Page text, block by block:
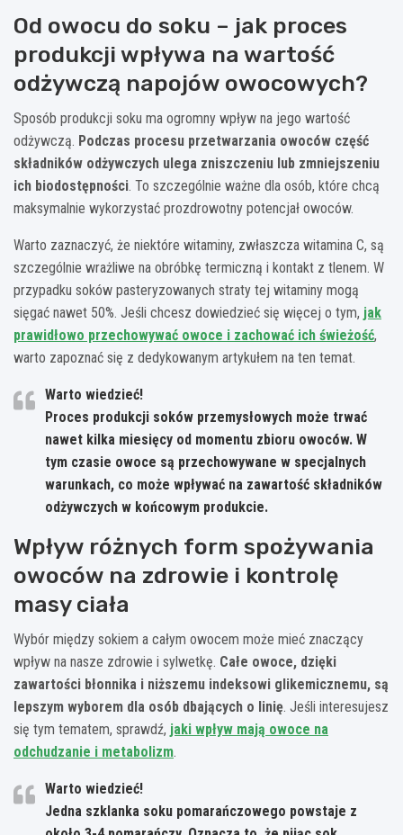
Od owocu do soku – jak proces
produkcji wpływa na wartość
odżywczą napojów owocowych?
Sposób produkcji soku ma ogromny wpływ na jego wartość
odżywczą. Podczas procesu przetwarzania owoców część
składników odżywczych ulega zniszczeniu lub zmniejszeniu
ich biodostępności. To szczególnie ważne dla osób, które chcą
maksymalnie wykorzystać prozdrowotny potencjał owoców.
Warto zaznaczyć, że niektóre witaminy, zwłaszcza witamina C, są
szczególnie wrażliwe na obróbkę termiczną i kontakt z tlenem. W
przypadku soków pasteryzowanych straty tej witaminy mogą
sięgać nawet 50%. Jeśli chcesz dowiedzieć się więcej o tym, jak
prawidłowo przechowywać owoce i zachować ich świeżość,
warto zapoznać się z dedykowanym artykułem na ten temat.
Warto wiedzieć!
Proces produkcji soków przemysłowych może trwać
nawet kilka miesięcy od momentu zbioru owoców. W
tym czasie owoce są przechowywane w specjalnych
warunkach, co może wpływać na zawartość składników
odżywczych w końcowym produkcie.
Wpływ różnych form spożywania
owoców na zdrowie i kontrolę
masy ciała
Wybór między sokiem a całym owocem może mieć znaczący
wpływ na nasze zdrowie i sylwetkę. Całe owoce, dzięki
zawartości błonnika i niższemu indeksowi glikemicznemu, są
lepszym wyborem dla osób dbających o linię. Jeśli interesujesz
się tym tematem, sprawdź, jaki wpływ mają owoce na
odchudzanie i metabolizm.
Warto wiedzieć!
Jedna szklanka soku pomarańczowego powstaje z